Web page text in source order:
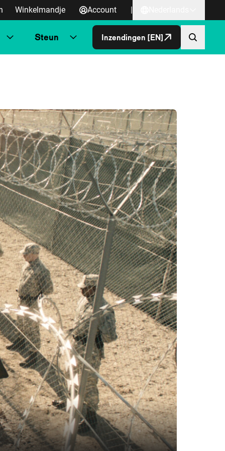
Winkelmandje Account |
Steun Inzendingen [EN]